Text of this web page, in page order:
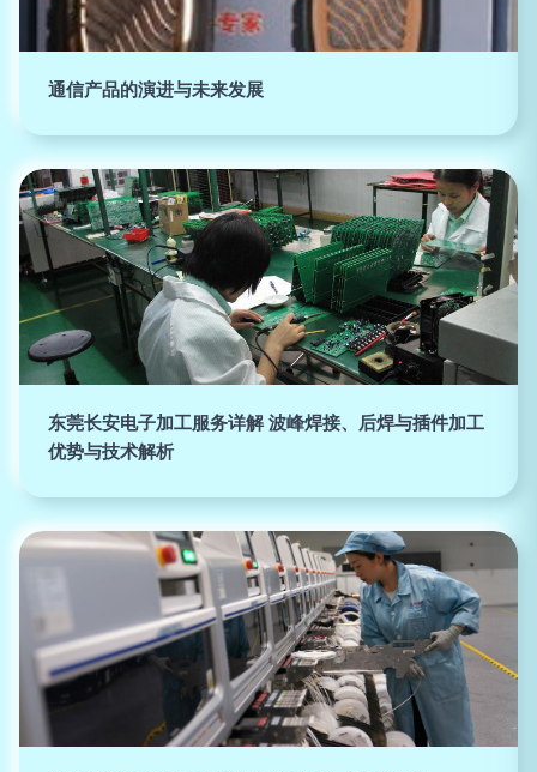
通信产品的演进与未来发展
东莞长安电子加工服务详解 波峰焊接、后焊与插件加工
优势与技术解析